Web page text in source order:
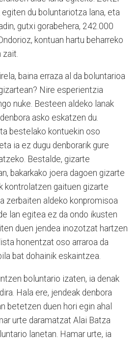
du boluntariotza lana, eta
gutxi gorabehera, 242.000
kontuan hartu beharreko
baina erraza al da boluntarioa
Nire esperientzia
nuke. Besteen aldeko lanak
asko eskatzen du.
bestelako kontuekin oso
ia ez dugu denborarik gure
Bestalde, gizarte
bakarkako joera dagoen gizarte
kontrolatzen gaituen gizarte
zerbaiten aldeko konpromisoa
lan egitea ez da ondo ikusten
duen jendea inozotzat hartzen
honentzat oso arraroa da
bat dohainik eskaintzea.
boluntario izaten, ia denak
Hala ere, jendeak denbora
betetzen duen hori egin ahal
urte daramatzat Alai Batza
lanetan. Hamar urte, ia